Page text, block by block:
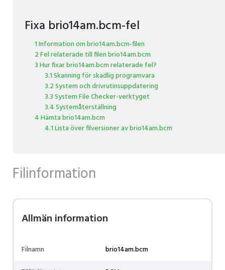
Fixa brio14am.bcm-fel
1 Information om brio14am.bcm-filen
2 Fel relaterade till filen brio14am.bcm
3 Hur fixar brio14am.bcm relaterade fel?
3.1 Skanning för skadlig programvara
3.2 System och drivrutinsuppdatering
3.3 System File Checker-verktyget
3.4 Systemåterställning
4 Hämta brio14am.bcm
4.1 Lista över filversioner av brio14am.bcm
Filinformation
Allmän information
Filnamn
brio14am.bcm